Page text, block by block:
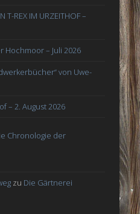
T-REX IM URZEITHOF –
Hochmoor – Juli 2026
von Uwe-
– 2. August 2026
Chronologie der
zu Die Gärtnerei